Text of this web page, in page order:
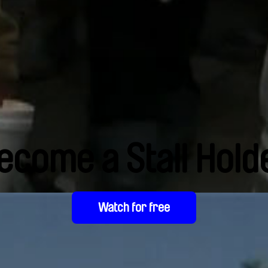
a Stall
Watch for free